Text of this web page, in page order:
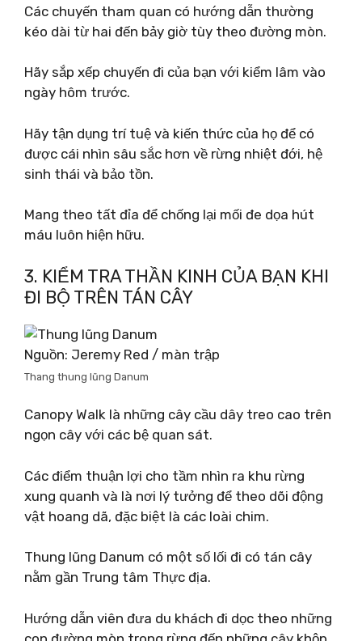
Các chuyến tham quan có hướng dẫn thường
kéo dài từ hai đến bảy giờ tùy theo đường mòn.
Hãy sắp xếp chuyến đi của bạn với kiểm lâm vào
ngày hôm trước.
Hãy tận dụng trí tuệ và kiến ​​thức của họ để có
được cái nhìn sâu sắc hơn về rừng nhiệt đới, hệ
sinh thái và bảo tồn.
Mang theo tất đỉa để chống lại mối đe dọa hút
máu luôn hiện hữu.
3. KIỂM TRA THẦN KINH CỦA BẠN KHI
ĐI BỘ TRÊN TÁN CÂY
Nguồn: Jeremy Red / màn trập
Thang thung lũng Danum
Canopy Walk là những cây cầu dây treo cao trên
ngọn cây với các bệ quan sát.
Các điểm thuận lợi cho tầm nhìn ra khu rừng
xung quanh và là nơi lý tưởng để theo dõi động
vật hoang dã, đặc biệt là các loài chim.
Thung lũng Danum có một số lối đi có tán cây
nằm gần Trung tâm Thực địa.
Hướng dẫn viên đưa du khách đi dọc theo những